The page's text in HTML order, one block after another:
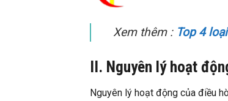
Xem thêm : Top 4
II. Nguyên lý hoạt
Nguyên lý hoạt động của điều